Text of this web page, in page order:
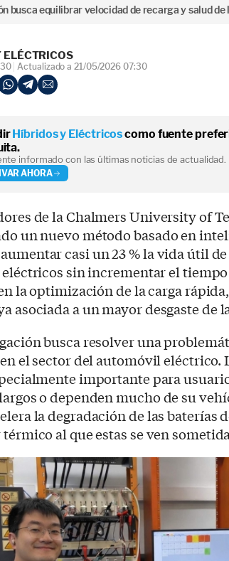
busca equilibrar velocidad de recarga y salud de
ELÉCTRICOS
Actualizado a 21/05/2026 07:30
Híbridos y Eléctricoscomo fuente
informado con las últimas noticias de actualidad.
AHORA
de la Chalmers University of
un nuevo método basado en
casi un 23 % la vida útil
sin incrementar el tiempo
la optimización de la carga
asociada a un mayor desgaste de
busca resolver una
el sector del automóvil eléctrico.
importante para
o dependen mucho de su
la degradación de las baterías
al que estas se ven